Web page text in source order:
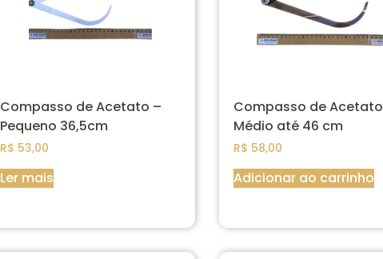
Compasso de Acetato –
Pequeno 36,5cm
R$ 53,00
Ler mais
Compasso de Acetato
Médio até 46 cm
R$ 58,00
Adicionar ao carrinho